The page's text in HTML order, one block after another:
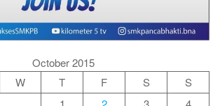
October 2015
W T F S
S